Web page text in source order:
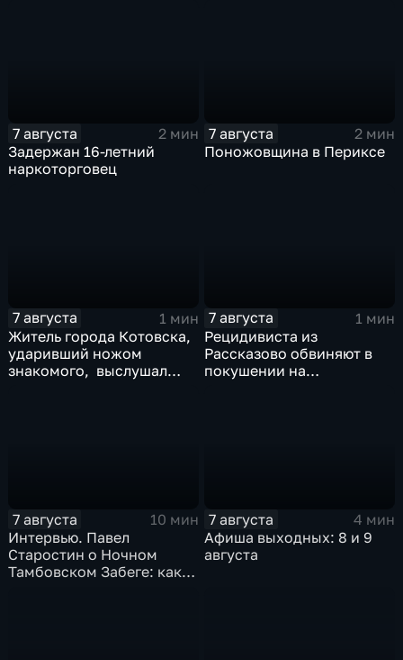
7 августа
2 мин
Задержан 16-летний
наркоторговец
7 августа
2 мин
Поножовщина в Периксе
7 августа
1 мин
Житель города Котовска,
ударивший ножом
знакомого, выслушал
7 августа
1 мин
Рецидивиста из
Рассказово обвиняют в
покушении на
7 августа
10 мин
Интервью. Павел
Старостин о Ночном
Тамбовском Забеге: как
7 августа
4 мин
Афиша выходных: 8 и 9
августа